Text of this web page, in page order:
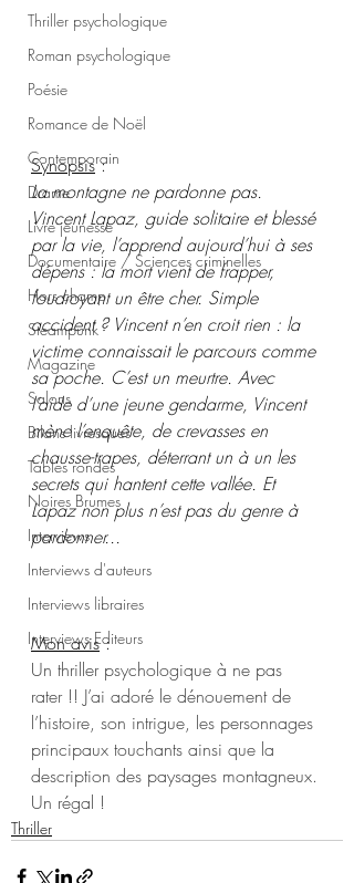
Thriller psychologique
Roman psychologique
Poésie
Romance de Noël
Contemporain
Drame
Livre jeunesse
Documentaire / Sciences criminelles
Hors champ
Steampunk
Magazine
Salons
Bilans livresques
Tables rondes
Noires Brumes
Interviews
Interviews d'auteurs
Interviews libraires
Interviews Editeurs
Synopsis :
La montagne ne pardonne pas.
Vincent Lapaz, guide solitaire et blessé
par la vie, l’apprend aujourd’hui à ses
dépens : la mort vient de frapper,
foudroyant un être cher. Simple
accident ? Vincent n’en croit rien : la
victime connaissait le parcours comme
sa poche. C’est un meurtre. Avec
l’aide d’une jeune gendarme, Vincent
mène l’enquête, de crevasses en
chausse-trapes, déterrant un à un les
secrets qui hantent cette vallée. Et
Lapaz non plus n’est pas du genre à
pardonner...
Mon avis :
Un thriller psychologique à ne pas
rater !! J’ai adoré le dénouement de
l’histoire, son intrigue, les personnages
principaux touchants ainsi que la
description des paysages montagneux.
Un régal !
Thriller